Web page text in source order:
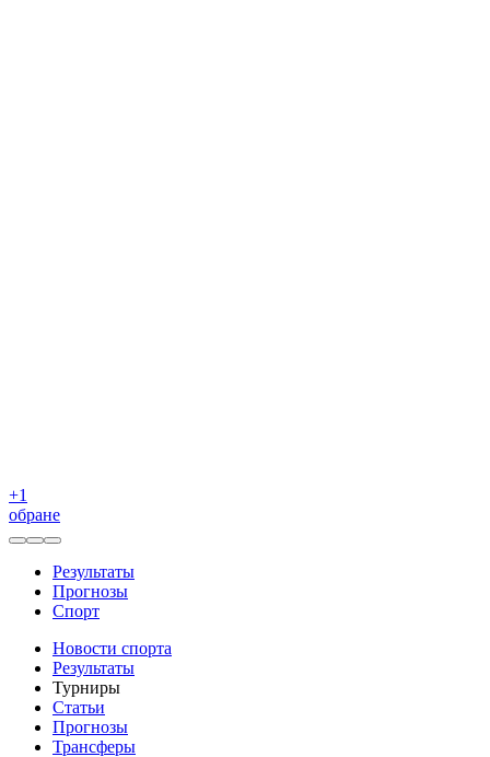
+1
обране
Результаты
Прогнозы
Спорт
Новости спорта
Результаты
Турниры
Статьи
Прогнозы
Трансферы